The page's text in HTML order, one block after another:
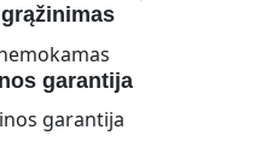
garantija